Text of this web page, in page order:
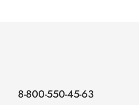
8-800-550-45-63